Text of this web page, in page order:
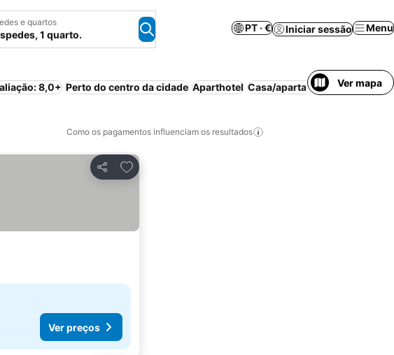
e quartos
1 quarto.
PT · € Iniciar sessão Menu
8,0+ Perto do centro da cidade Aparthotel Casa/apartamento inteiro
Ver mapa
Como os pagamentos influenciam os resultados
Partilhar
Adicionar aos favoritos
Ver preços